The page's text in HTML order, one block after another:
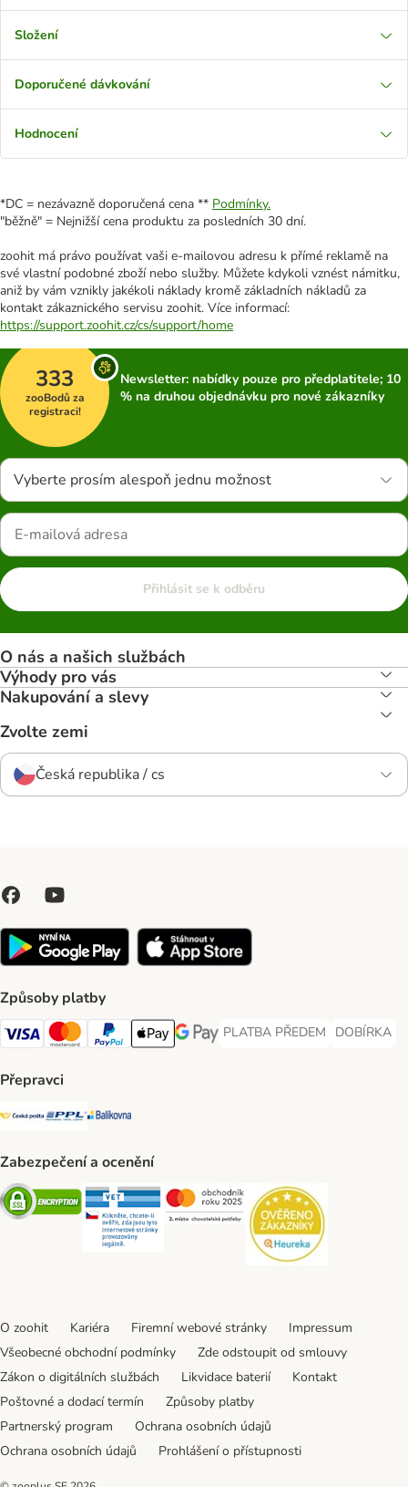
Složení
Doporučené dávkování
Hodnocení
*DC = nezávazně doporučená cena ** Podmínky.
"běžně" = Nejnižší cena produktu za posledních 30 dní.
zoohit má právo používat vaši e-mailovou adresu k přímé reklamě na
své vlastní podobné zboží nebo služby. Můžete kdykoli vznést námitku,
aniž by vám vznikly jakékoli náklady kromě základních nákladů za
kontakt zákaznického servisu zoohit. Více informací:
https://support.zoohit.cz/cs/support/home
333
zooBodů za
registraci!
Newsletter: nabídky pouze pro předplatitele; 10
% na druhou objednávku pro nové zákazníky
Vyberte prosím alespoň jednu možnost
Přihlásit se k odběru
O nás a našich službách
Výhody pro vás
Nakupování a slevy
Zvolte zemi
Česká republika / cs
Způsoby platby
Visa Payment Method
Mastercard Payment Method
PayPal Payment Method
Apple pay Payment Method
GooglePay Payment Method
PLATBA PŘEDEM
PLATBA PŘEDEM Payment
DOBÍRKA
DOBÍRKA
Přepravci
Česká pošta Shipping Method
PPL Shipping Method
Balíkovna Shipping Method
Zabezpečení a ocenění
Security Security Security
O zoohit Kariéra Firemní webové stránky
Impressum
Všeobecné obchodní podmínky
Zde odstoupit od smlouvy
Zákon o digitálních službách
Likvidace baterií
Kontakt
Poštovné a dodací termín
Způsoby platby
Partnerský program
Ochrana osobních údajů
Ochrana osobních údajů
Prohlášení o přístupnosti